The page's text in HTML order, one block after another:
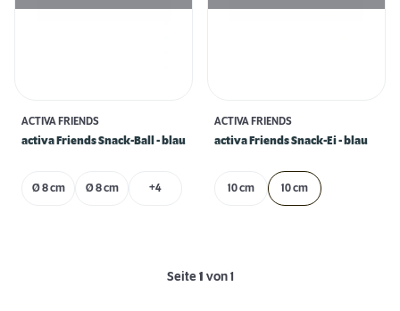
ACTIVA FRIENDS
activa Friends Snack-Ball - blau
Ø 8 cm Ø 8 cm +4
ACTIVA FRIENDS
activa Friends Snack-Ei - blau
10 cm 10 cm
Seite1 von 1